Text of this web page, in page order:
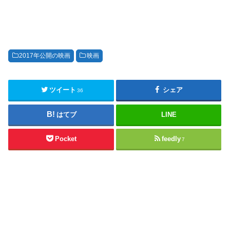
2017年公開の映画 映画
ツイート 36 シェア
はてブ LINE
Pocket feedly 7